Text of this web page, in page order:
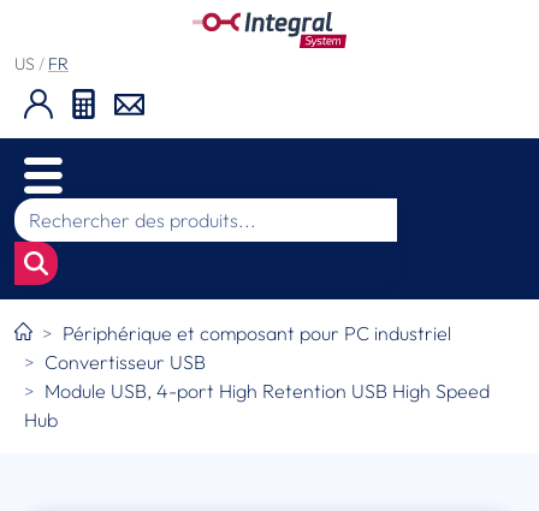
US / FR
Périphérique et composant pour PC industriel
Convertisseur USB
Module USB, 4-port High Retention USB High Speed
Hub